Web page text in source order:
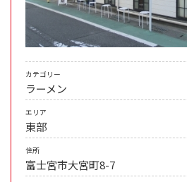
カテゴリー
ラーメン
エリア
東部
住所
富士宮市大宮町8-7